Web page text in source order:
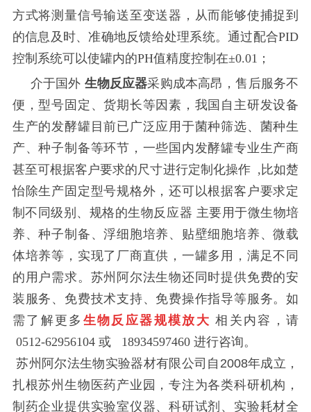
方式将测量信号输送至变送器，从而能够使捕捉到
的信息及时、准确地反馈给处理系统。通过配合PID
控制系统可以使罐内的PH值精度控制在±0.01；
介于国外 生物反应器采购成本高昂，售后服务不
便，型号固定、货期长等因素，我国自主研发设备
生产的发酵罐目前已广泛应用于菌种筛选、菌种生
产、种子制备等环节，一些国内发酵罐专业生产商
甚至可根据客户要求的尺寸进行定制化操作,比如楚
怡除生产固定型号规格外，还可以根据客户要求定
制不同级别、规格的生物反应器 主要用于微生物培
养、种子制备、浮细胞培养、贴壁细胞培养、微载
体培养等，实现了厂商直供，一罐多用，满足不同
的用户需求。苏州阿尔法生物还同时提供免费的安
装服务、免费技术支持、免费操作指导等服务。如
需了解更多 生物反应器规模放大 相关内容，请
0512-62956104 或 18934597460 进行咨询。
苏州阿尔法生物实验器材有限公司自2008年成立，
扎根苏州生物医药产业园，专注为各类科研机构，
制药企业提供实验室仪器、科研试剂、实验耗材全